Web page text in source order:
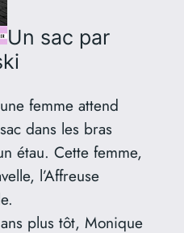
Un sac par
femme attend
dans les bras
étau. Cette femme,
l’Affreuse
plus tôt, Monique